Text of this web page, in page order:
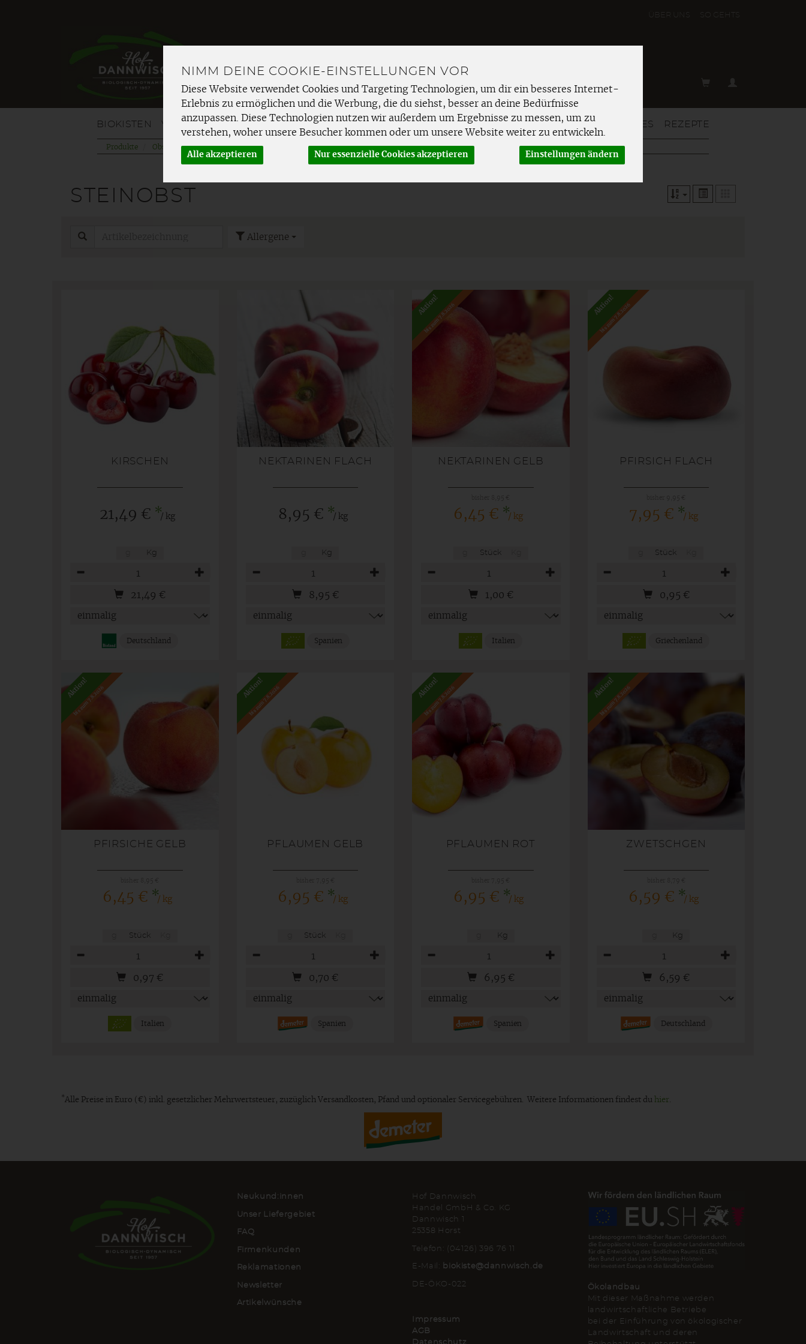
NIMM DEINE COOKIE-EINSTELLUNGEN VOR
Diese Website verwendet Cookies und Targeting Technologien, um dir ein besseres Internet-
Erlebnis zu ermöglichen und die Werbung, die du siehst, besser an deine Bedürfnisse
anzupassen. Diese Technologien nutzen wir außerdem um Ergebnisse zu messen, um zu
verstehen, woher unsere Besucher kommen oder um unsere Website weiter zu entwickeln.
Alle akzeptieren Nur essenzielle Cookies akzeptieren Einstellungen ändern
Produkt
BIOKISTEN VOM HOF OBST GEMÜSE FRISCHETHEKE SPEISEKAMMER HAUSHALT & MEHR AKTUELLES REZEPTE
Produkte Obst Steinobst
STEINOBST
Allergene
KIRSCHEN
21,49 € */ kg
Kg
21,49 €
Deutschland
NEKTARINEN FLACH
8,95 € */ kg
Kg
8,95 €
Spanien
Aktion!
bis zum 7.8.2026
NEKTARINEN GELB
6,45 € */ kg
Stück
1,00 €
Italien
Aktion!
bis zum 7.8.2026
PFIRSICH FLACH
7,95 € */ kg
Stück
0,95 €
Griechenland
Aktion!
bis zum 7.8.2026
PFIRSICHE GELB
6,45 € */ kg
Stück
0,97 €
Italien
Aktion!
bis zum 7.8.2026
PFLAUMEN GELB
6,95 € */ kg
Stück
0,70 €
Spanien
Aktion!
bis zum 7.8.2026
PFLAUMEN ROT
6,95 € */ kg
Kg
6,95 €
Spanien
Aktion!
bis zum 7.8.2026
ZWETSCHGEN
6,59 € */ kg
Kg
6,59 €
Deutschland
* Alle Preise in Euro (€) inkl. gesetzlicher Mehrwertsteuer, zuzüglich Versandkosten, Pfand und optionaler Servicegebühren. Weitere Informationen findest du hier
Neukund:innen
Unser Liefergebiet
FAQ
Firmenkunden
Reklamationen
Newsletter
Artikelwünsche
Hof Dannwisch
Handel GmbH & Co. KG
Dannwisch 1
25358 Horst
Telefon: (04126) 396 76 11
E-Mail: biokiste@dannwisch.de
DE-ÖKO-022
Impressum
AGB
Ökolandbau
Mit dieser Maßnahme werden
landwirtschaftliche Betriebe
bei der Einführung von ökologischer
Landwirtschaft und deren